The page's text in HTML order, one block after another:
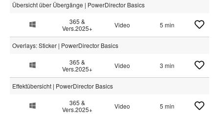
Übersicht über Übergänge | PowerDirector Basics
365 &
Vers.2025+
Video 5 min
Overlays: Sticker | PowerDirector Basics
365 &
Vers.2025+
Video 3 min
Effektübersicht | PowerDirector Basics
365 &
Vers.2025+
Video 5 min